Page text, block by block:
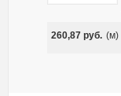
260,87руб. (м)